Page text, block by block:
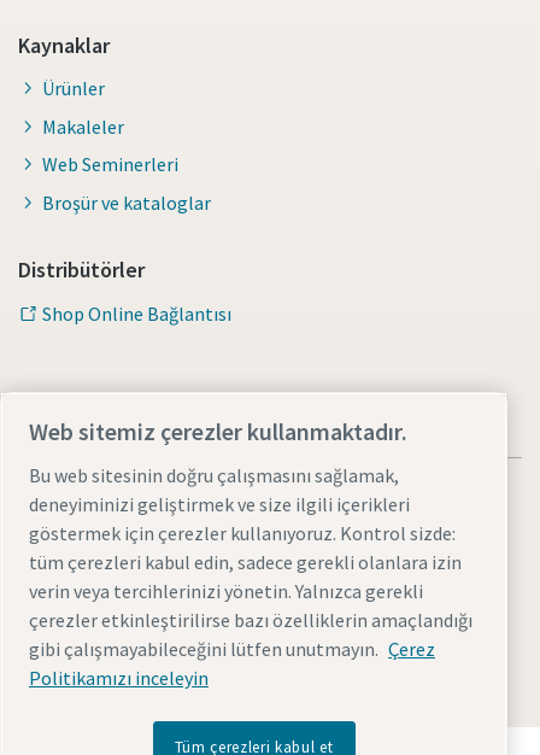
Kaynaklar
Ürünler
Makaleler
Web Seminerleri
Broşür ve kataloglar
Distribütörler
Shop Online Bağlantısı
Yasal Uyarılar ve Gizlilik Bildirimleri Çerezleri yönet
ErişilebilirlikSite haritası
© 2026 Atlas Copco AB
Web sitemiz çerezler kullanmaktadır.
Bu web sitesinin doğru çalışmasını sağlamak,
deneyiminizi geliştirmek ve size ilgili içerikleri
göstermek için çerezler kullanıyoruz. Kontrol sizde:
tüm çerezleri kabul edin, sadece gerekli olanlara izin
verin veya tercihlerinizi yönetin. Yalnızca gerekli
çerezler etkinleştirilirse bazı özelliklerin amaçlandığı
gibi çalışmayabileceğini lütfen unutmayın. Çerez
Politikamızı inceleyin
Tüm çerezleri kabul et